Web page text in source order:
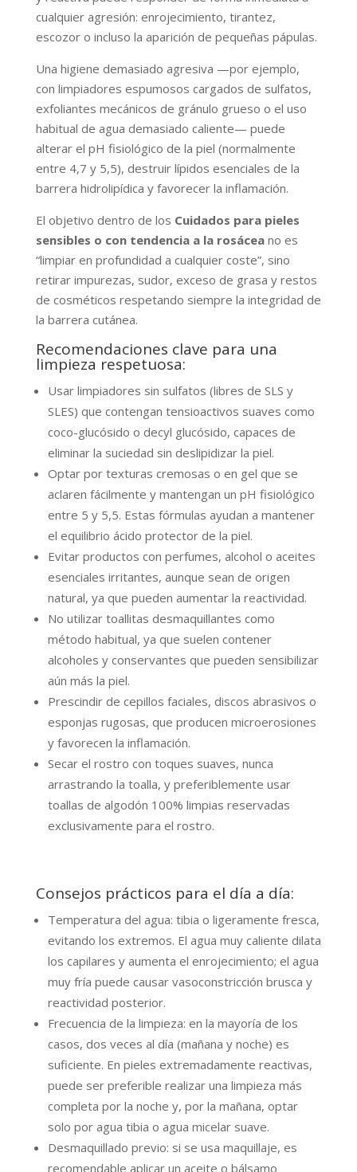
cualquier agresión: enrojecimiento, tirantez,
escozor o incluso la aparición de pequeñas pápulas.
Una higiene demasiado agresiva —por ejemplo,
con limpiadores espumosos cargados de sulfatos,
exfoliantes mecánicos de gránulo grueso o el uso
habitual de agua demasiado caliente— puede
alterar el pH fisiológico de la piel (normalmente
entre 4,7 y 5,5), destruir lípidos esenciales de la
barrera hidrolipídica y favorecer la inflamación.
El objetivo dentro de los Cuidados para pieles
sensibles o con tendencia a la rosáceano es
“limpiar en profundidad a cualquier coste”, sino
retirar impurezas, sudor, exceso de grasa y restos
de cosméticos respetando siempre la integridad de
la barrera cutánea.
Recomendaciones clave para una
limpieza respetuosa:
Usar limpiadores sin sulfatos (libres de SLS y
SLES) que contengan tensioactivos suaves como
coco-glucósido o decyl glucósido, capaces de
eliminar la suciedad sin deslipidizar la piel.
Optar por texturas cremosas o en gel que se
aclaren fácilmente y mantengan un pH fisiológico
entre 5 y 5,5. Estas fórmulas ayudan a mantener
el equilibrio ácido protector de la piel.
Evitar productos con perfumes, alcohol o aceites
esenciales irritantes, aunque sean de origen
natural, ya que pueden aumentar la reactividad.
No utilizar toallitas desmaquillantes como
método habitual, ya que suelen contener
alcoholes y conservantes que pueden sensibilizar
aún más la piel.
Prescindir de cepillos faciales, discos abrasivos o
esponjas rugosas, que producen microerosiones
y favorecen la inflamación.
Secar el rostro con toques suaves, nunca
arrastrando la toalla, y preferiblemente usar
toallas de algodón 100% limpias reservadas
exclusivamente para el rostro.
Consejos prácticos para el día a día:
Temperatura del agua: tibia o ligeramente fresca,
evitando los extremos. El agua muy caliente dilata
los capilares y aumenta el enrojecimiento; el agua
muy fría puede causar vasoconstricción brusca y
reactividad posterior.
Frecuencia de la limpieza: en la mayoría de los
casos, dos veces al día (mañana y noche) es
suficiente. En pieles extremadamente reactivas,
puede ser preferible realizar una limpieza más
completa por la noche y, por la mañana, optar
solo por agua tibia o agua micelar suave.
Desmaquillado previo: si se usa maquillaje, es
recomendable aplicar un aceite o bálsamo